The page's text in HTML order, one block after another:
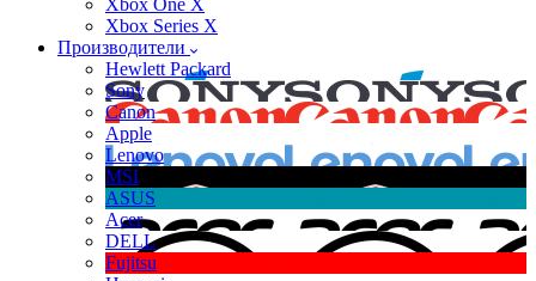
Xbox One X
Xbox Series X
Производители
Hewlett Packard
Sony
Canon
Apple
Lenovo
MSI
ASUS
Acer
DELL
Fujitsu